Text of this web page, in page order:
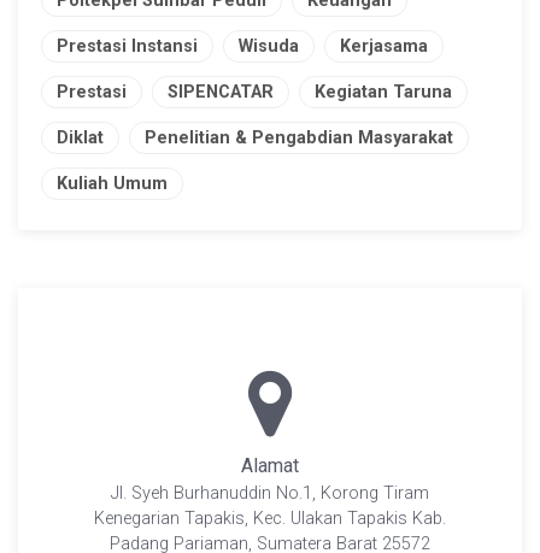
Prestasi Instansi Wisuda Kerjasama
Prestasi SIPENCATAR Kegiatan Taruna
Diklat Penelitian & Pengabdian Masyarakat
Kuliah Umum
Alamat
Jl. Syeh Burhanuddin No.1, Korong Tiram
Kenegarian Tapakis, Kec. Ulakan Tapakis Kab.
Padang Pariaman, Sumatera Barat 25572